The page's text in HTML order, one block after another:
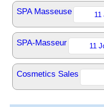
SPA Masseuse 11
SPA-Masseur 11
Cosmetics Sales